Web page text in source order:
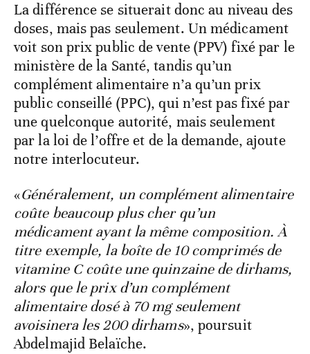
La différence se situerait donc au niveau des
doses, mais pas seulement. Un médicament
voit son prix public de vente (PPV) fixé par le
ministère de la Santé, tandis qu’un
complément alimentaire n’a qu’un prix
public conseillé (PPC), qui n’est pas fixé par
une quelconque autorité, mais seulement
par la loi de l’offre et de la demande, ajoute
notre interlocuteur.
«Généralement, un complément alimentaire
coûte beaucoup plus cher qu’un
médicament ayant la même composition. À
titre exemple, la boîte de 10 comprimés de
vitamine C coûte une quinzaine de dirhams,
alors que le prix d’un complément
alimentaire dosé à 70 mg seulement
avoisinera les 200 dirhams», poursuit
Abdelmajid Belaïche.